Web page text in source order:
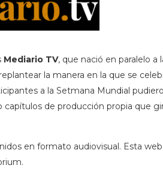
Mediario TV, que nació en paralelo
la manera en la que se
a la Setmana Mundial
de producción propia que
en formato audiovisual. Esta